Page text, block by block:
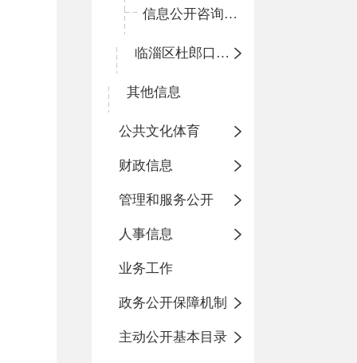
信息公开咨询指南
临淄区杜郎口小学
其他信息
公共文化体育
财政信息
管理和服务公开
人事信息
业务工作
政务公开保障机制
主动公开基本目录